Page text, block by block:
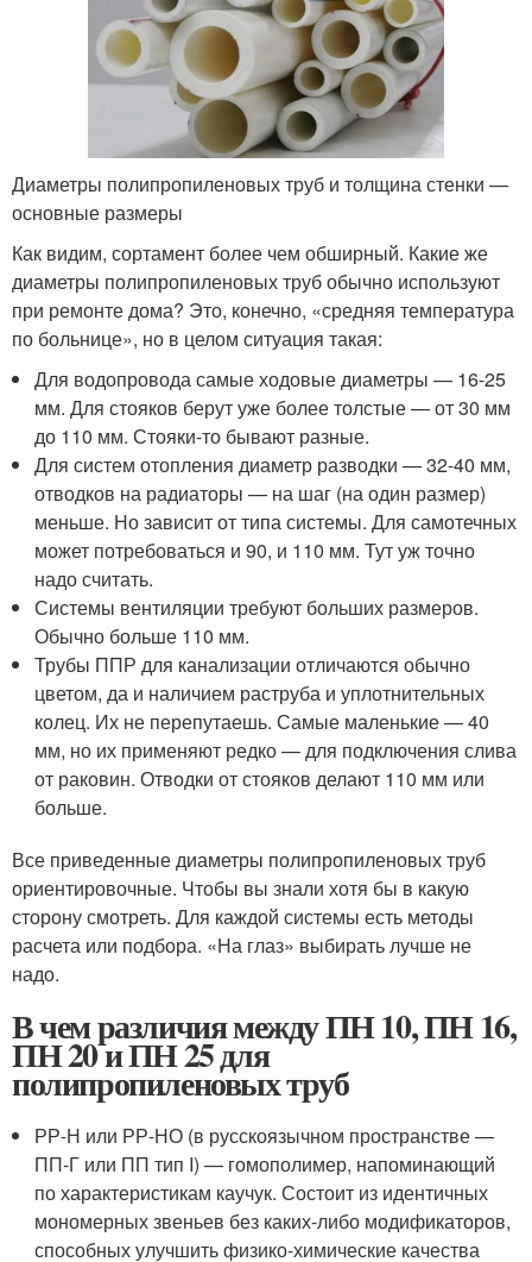
Диаметры полипропиленовых труб и толщина стенки —
основные размеры
Как видим, сортамент более чем обширный. Какие же
диаметры полипропиленовых труб обычно используют
при ремонте дома? Это, конечно, «средняя температура
по больнице», но в целом ситуация такая:
Для водопровода самые ходовые диаметры — 16-25
мм. Для стояков берут уже более толстые — от 30 мм
до 110 мм. Стояки-то бывают разные.
Для систем отопления диаметр разводки — 32-40 мм,
отводков на радиаторы — на шаг (на один размер)
меньше. Но зависит от типа системы. Для самотечных
может потребоваться и 90, и 110 мм. Тут уж точно
надо считать.
Системы вентиляции требуют больших размеров.
Обычно больше 110 мм.
Трубы ППР для канализации отличаются обычно
цветом, да и наличием раструба и уплотнительных
колец. Их не перепутаешь. Самые маленькие — 40
мм, но их применяют редко — для подключения слива
от раковин. Отводки от стояков делают 110 мм или
больше.
Все приведенные диаметры полипропиленовых труб
ориентировочные. Чтобы вы знали хотя бы в какую
сторону смотреть. Для каждой системы есть методы
расчета или подбора. «На глаз» выбирать лучше не
надо.
В чем различия между ПН 10, ПН 16,
ПН 20 и ПН 25 для
полипропиленовых труб
РР-Н или РР-НО (в русскоязычном пространстве —
ПП-Г или ПП тип I) — гомополимер, напоминающий
по характеристикам каучук. Состоит из идентичных
мономерных звеньев без каких-либо модификаторов,
способных улучшить физико-химические качества